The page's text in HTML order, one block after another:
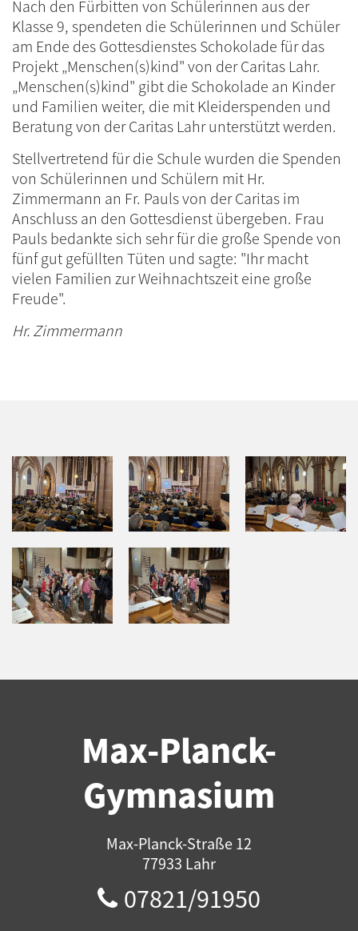
Nach den Fürbitten von Schülerinnen aus der
Klasse 9, spendeten die Schülerinnen und Schüler
am Ende des Gottesdienstes Schokolade für das
Projekt „Menschen(s)kind" von der Caritas Lahr.
„Menschen(s)kind" gibt die Schokolade an Kinder
und Familien weiter, die mit Kleiderspenden und
Beratung von der Caritas Lahr unterstützt werden.
Stellvertretend für die Schule wurden die Spenden
von Schülerinnen und Schülern mit Hr.
Zimmermann an Fr. Pauls von der Caritas im
Anschluss an den Gottesdienst übergeben. Frau
Pauls bedankte sich sehr für die große Spende von
fünf gut gefüllten Tüten und sagte: "Ihr macht
vielen Familien zur Weihnachtszeit eine große
Freude".
Hr. Zimmermann
Max-Planck-
Gymnasium
Max-Planck-Straße 12
77933 Lahr
07821/91950